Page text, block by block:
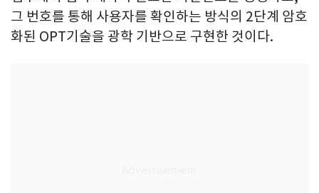
그 번호를 통해 사용자를 확인하는 방식의 2단계 암호
화된 OPT기술을 광학 기반으로 구현한 것이다.